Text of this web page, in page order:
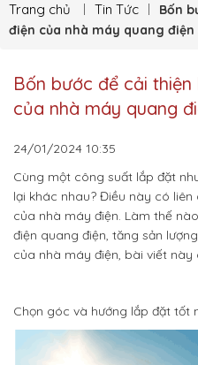
Trang chủ Tin Tức
Bốn
điện của nhà máy quang điện
Bốn bước để cải
của nhà máy quang
24/01/2024 10:35
Cùng một công suất lắp đặt
lại khác nhau? Điều này có
của nhà máy điện. Làm thế
điện quang điện, tăng sản
của nhà máy điện, bài viết này
Chọn góc và hướng lắp đặt tốt